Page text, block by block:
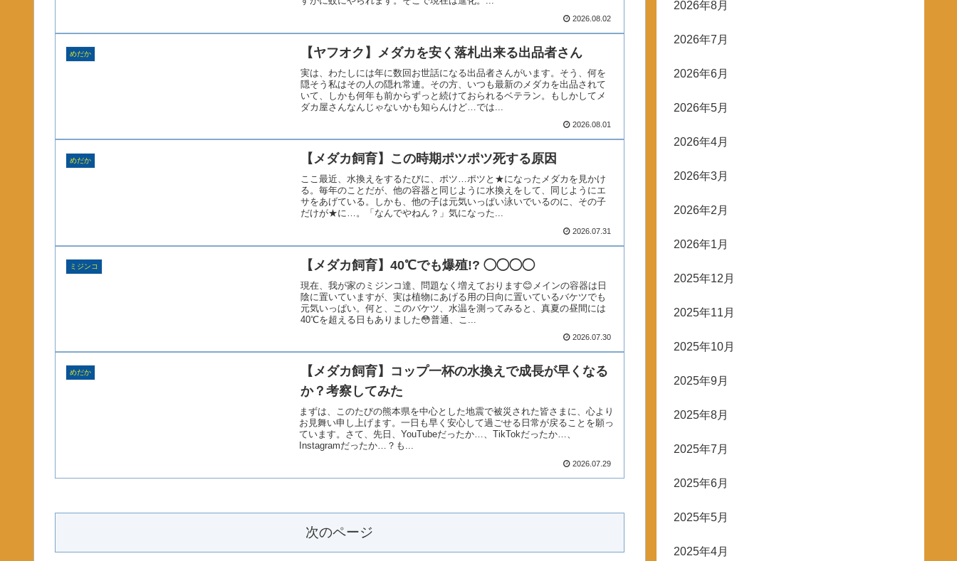
2026.08.02
めだか 【ヤフオク】メダカを安く落札出来る出品者さん
実は、わたしには年に数回お世話になる出品者さんがいます。そう、何を
隠そう私はその人の隠れ常連。その方、いつも最新のメダカを出品されて
いて、しかも何年も前からずっと続けておられるベテラン。もしかしてメ
ダカ屋さんなんじゃないかも知らんけど…では...
2026.08.01
めだか 【メダカ飼育】この時期ポツポツ死する原因
ここ最近、水換えをするたびに、ポツ…ポツと★になったメダカを見かけ
る。毎年のことだが、他の容器と同じように水換えをして、同じようにエ
サをあげている。しかも、他の子は元気いっぱい泳いでいるのに、その子
だけが★に…。「なんでやねん？」気になった...
2026.07.31
ミジンコ 【メダカ飼育】40℃でも爆殖!? ◯◯◯◯
現在、我が家のミジンコ達、問題なく増えております😊￼メインの容器は日
陰に置いていますが、実は植物にあげる用の日向に置いているバケツでも
元気いっぱい。￼何と、このバケツ、水温を測ってみると、真夏の昼間には
40℃を超える日もありました😳普通、こ...
2026.07.30
めだか
【メダカ飼育】コップ一杯の水換えで成長が早くなる
か？考察してみた
まずは、このたびの熊本県を中心とした地震で被災された皆さまに、心より
お見舞い申し上げます。一日も早く安心して過ごせる日常が戻ることを願っ
ています。さて、先日、YouTubeだったか…、TikTokだったか…、
Instagramだったか…？も...
2026.07.29
次のページ
2026年8月
2026年7月
2026年6月
2026年5月
2026年4月
2026年3月
2026年2月
2026年1月
2025年12月
2025年11月
2025年10月
2025年9月
2025年8月
2025年7月
2025年6月
2025年5月
2025年4月